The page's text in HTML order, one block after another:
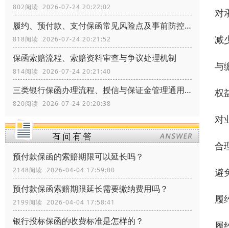
802阅读 2026-07-24 20:22:02
履约、预付款、支付保函常见风险点及事前防控办法
818阅读 2026-07-24 20:21:52
保函索赔流程、索赔资料审查与争议处理机制
814阅读 2026-07-24 20:21:40
三类银行保函办理流程、授信与保证金管理通用规范
820阅读 2026-07-24 20:20:38
预付款保函的索赔期限可以延长吗？
2148阅读 2026-04-04 17:59:00
预付款保函索赔期限延长需要缴纳费用吗？
2199阅读 2026-04-04 17:58:41
银行投标保函的收费标准是怎样的？
对
减
与
权
对
合
避
履
履